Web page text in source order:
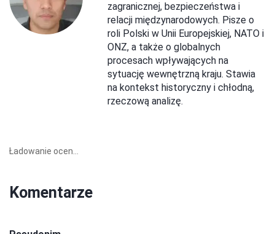
zagranicznej, bezpieczeństwa i
relacji międzynarodowych. Pisze o
roli Polski w Unii Europejskiej, NATO i
ONZ, a także o globalnych
procesach wpływających na
sytuację wewnętrzną kraju. Stawia
na kontekst historyczny i chłodną,
rzeczową analizę.
Ładowanie ocen...
Komentarze